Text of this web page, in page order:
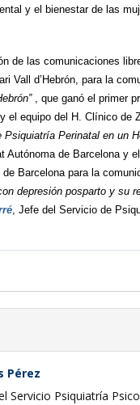
y el bienestar de las
de las comunicaciones
Vall d’Hebrón, para la
, que ganó el primer
y el equipo del H. Clínico de
Psiquiatría Perinatal en un
Autónoma de Barcelona y
Barcelona para la
depresión posparto y su
, Jefe del Servicio de
Pérez
Servicio Psiquiatría